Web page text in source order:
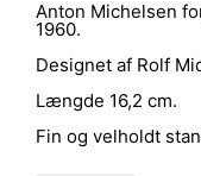
Anton Michelsen
1960.
Designet af Rolf
Længde 16,2 cm.
Fin og velholdt